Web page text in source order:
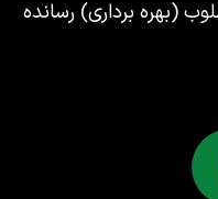
(بهره برداری) رسانده